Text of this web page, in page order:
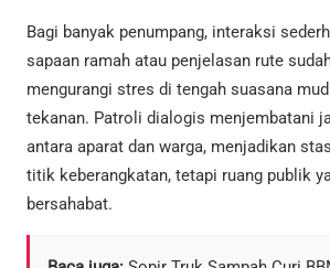
Bagi banyak penumpang, interaksi
sapaan ramah atau penjelasan rute
mengurangi stres di tengah suasana
tekanan. Patroli dialogis menjembatani
antara aparat dan warga, menjadikan
titik keberangkatan, tetapi ruang publik
bersahabat.